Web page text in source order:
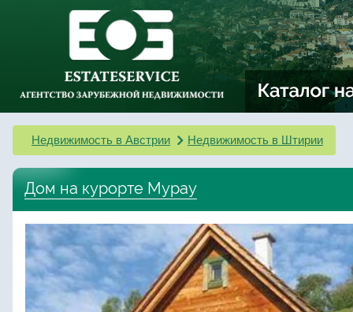
Недвижимость в Австрии Недвижимость в Штирии
Дом на курорте Мурау